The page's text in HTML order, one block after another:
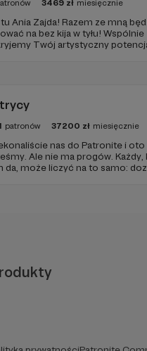
3469 zł miesięcznie
Ania Zajda! Razem ze mną
na bez kija w tyłu! Wspólnie
Twój artystyczny
patronów 37200 zł miesięcznie
nas do Patronite i oto
Ale nie ma progów.
da, może liczyć na to samo: